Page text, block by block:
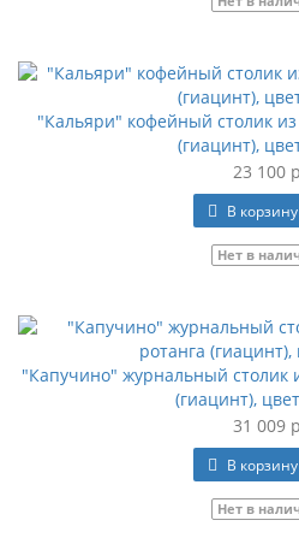
"Кальяри" кофейный столик из
(гиацинт),
23 100
В корзину
Нет в
"Капучино" журнальный столик
(гиацинт),
31 009
В корзину
Нет в